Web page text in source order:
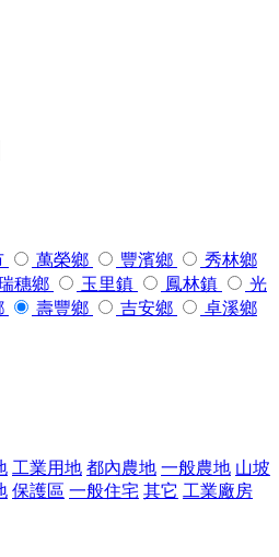
萬榮鄉 豐濱鄉
秀林鄉
穗鄉 玉里鎮 鳳林鎮
光
壽豐鄉 吉安鄉 卓溪鄉
工業用地 都內農地 一般農地 山坡
保護區 一般住宅 其它 工業廠房